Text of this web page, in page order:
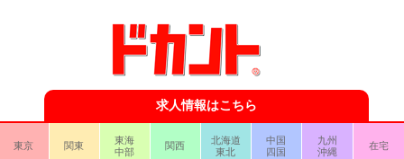
求人情報はこちら
東京 関東
東海
中部
関西
北海道
東北
中国
四国
九州
沖縄
在宅